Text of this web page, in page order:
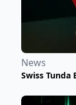
News
Swiss Tunda